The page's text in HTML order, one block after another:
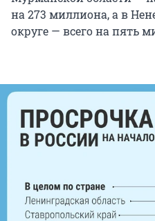
на 273 миллиона, а в
округе — всего на пять